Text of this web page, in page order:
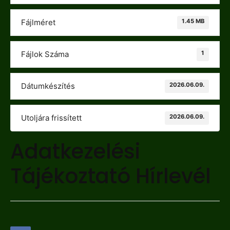
Fájlméret 1.45 MB
Fájlok Száma 1
Dátumkészítés 2026.06.09.
Utoljára frissített 2026.06.09.
Adatkezelési
Tájékoztató Hírlevél